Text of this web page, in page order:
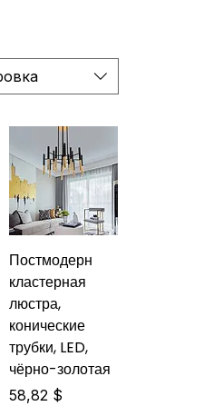
Постмодерн
кластерная
люстра,
конические
трубки, LED,
чёрно-золотая
Цена
58,82 $